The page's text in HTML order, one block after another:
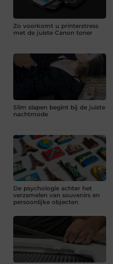
Zo voorkomt u printerstress
met de juiste Canon toner
Slim slapen begint bij de juiste
nachtmode
De psychologie achter het
verzamelen van souvenirs en
persoonlijke objecten